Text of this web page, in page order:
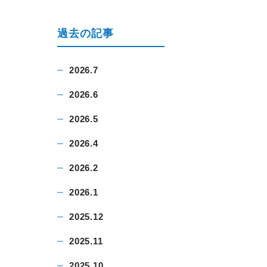
過去の記事
2026.7
2026.6
2026.5
2026.4
2026.2
2026.1
2025.12
2025.11